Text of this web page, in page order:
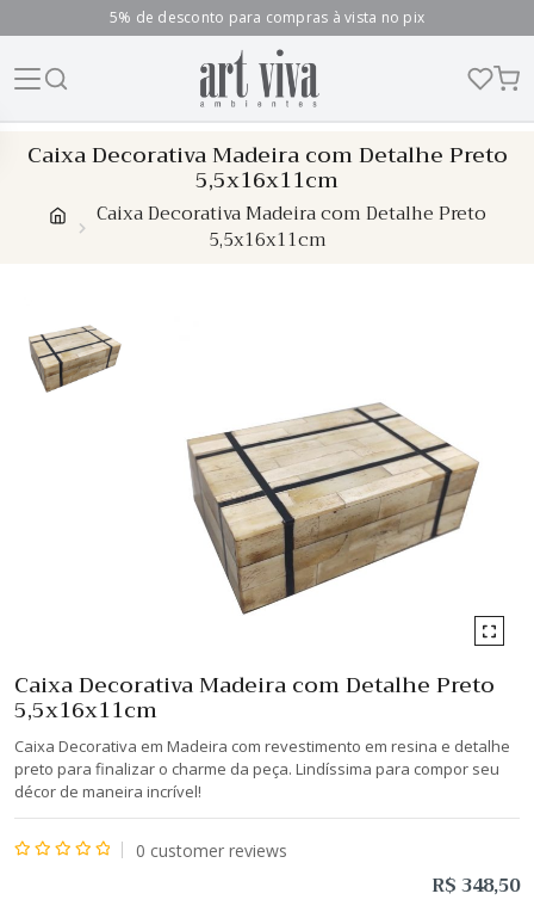
Skip
5% de desconto para compras à vista no pix
Caixa Decorativa Madeira com Detalhe Preto
5,5x16x11cm
Caixa Decorativa Madeira com Detalhe Preto
5,5x16x11cm
Caixa Decorativa Madeira com Detalhe Preto
5,5x16x11cm
Caixa Decorativa em Madeira com revestimento em resina e detalhe
preto para finalizar o charme da peça. Lindíssima para compor seu
décor de maneira incrível!
0 customer reviews
R$348,50